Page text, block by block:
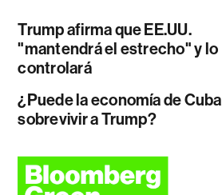
Trump afirma que EE.UU.
"mantendrá el estrecho" y lo
controlará
¿Puede la economía de Cuba
sobrevivir a Trump?